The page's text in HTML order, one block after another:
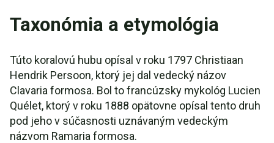
Taxonómia a etymológia
Túto koralovú hubu opísal v roku 1797 Christiaan
Hendrik Persoon, ktorý jej dal vedecký názov
Clavaria formosa. Bol to francúzsky mykológ Lucien
Quélet, ktorý v roku 1888 opätovne opísal tento druh
pod jeho v súčasnosti uznávaným vedeckým
názvom Ramaria formosa.